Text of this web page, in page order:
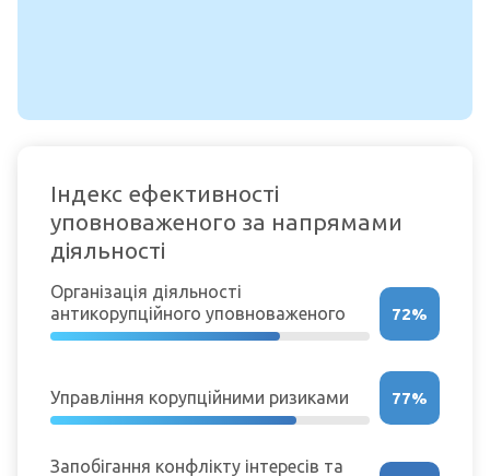
Індекс ефективності
уповноваженого за напрямами
діяльності
72%
Організація діяльності
антикорупційного уповноваженого
77%
Управління корупційними ризиками
Запобігання конфлікту інтересів та